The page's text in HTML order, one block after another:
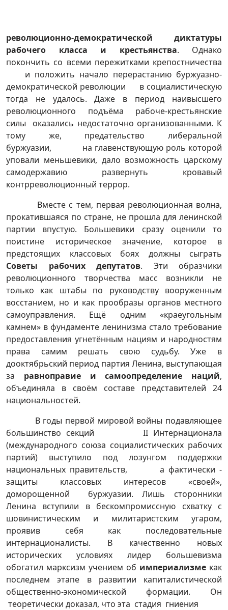
революционно-демократической диктатуры
рабочего класса и крестьянства. Однако
покончить со всеми пережитками крепостничества
и положить начало перерастанию буржуазно-
демократической революции в социалистическую
тогда не удалось. Даже в период наивысшего
революционного подъёма рабоче-крестьянские
силы оказались недостаточно организованными. К
тому же, предательство либеральной
буржуазии, на главенствующую роль которой
уповали меньшевики, дало возможность царскому
самодержавию развернуть кровавый
контрреволюционный террор.
Вместе с тем, первая революционная волна,
прокатившаяся по стране, не прошла для ленинской
партии впустую. Большевики сразу оценили то
поистине историческое значение, которое в
предстоящих классовых боях должны сыграть
Советы рабочих депутатов. Эти образчики
революционного творчества масс возникли не
только как штабы по руководству вооруженным
восстанием, но и как прообразы органов местного
самоуправления. Ещё одним «краеугольным
камнем» в фундаменте ленинизма стало требование
предоставления угнетённым нациям и народностям
права самим решать свою судьбу. Уже в
дооктябрьский период партия Ленина, выступающая
за равноправие и самоопределение наций,
объединяла в своём составе представителей 24
национальностей.
В годы первой мировой войны подавляющее
большинство секций II Интернационала
(международного союза социалистических рабочих
партий) выступило под лозунгом поддержки
национальных правительств, а фактически -
защиты классовых интересов «своей»,
доморощенной буржуазии. Лишь сторонники
Ленина вступили в бескомпромиссную схватку с
шовинистическим и милитаристским угаром,
проявив себя как последовательные
интернационалисты. В качественно новых
исторических условиях лидер большевизма
обогатил марксизм учением об империализме как
последнем этапе в развитии капиталистической
общественно-экономической формации. Он
теоретически доказал, что эта стадия гниения